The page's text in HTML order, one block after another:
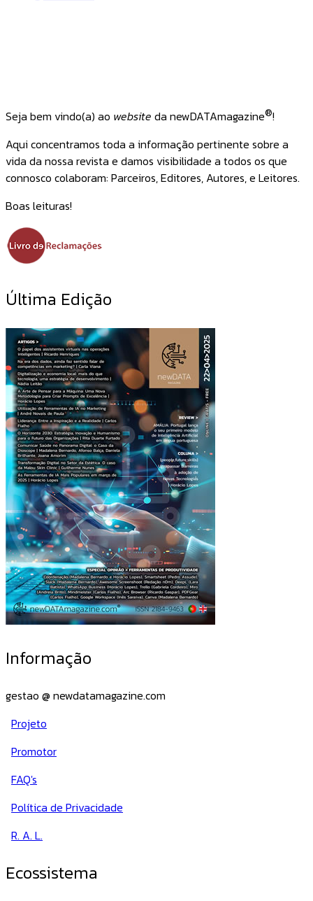
Seja bem vindo(a) ao website da newDATAmagazine®!
Aqui concentramos toda a informação pertinente sobre a
vida da nossa revista e damos visibilidade a todos os que
connosco colaboram: Parceiros, Editores, Autores, e Leitores.
Boas leituras!
Última Edição
Informação
gestao @ newdatamagazine.com
Projeto
Promotor
FAQ's
Política de Privacidade
R. A. L.
Ecossistema